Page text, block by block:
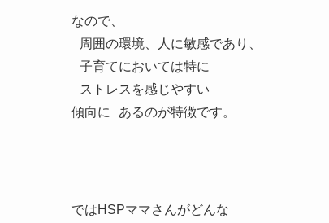
なので、
周囲の環境、人に敏感であり、
子育てにおいては特に
ストレスを感じやすい
傾向に あるのが特徴です。
ではHSPママさんがどんな